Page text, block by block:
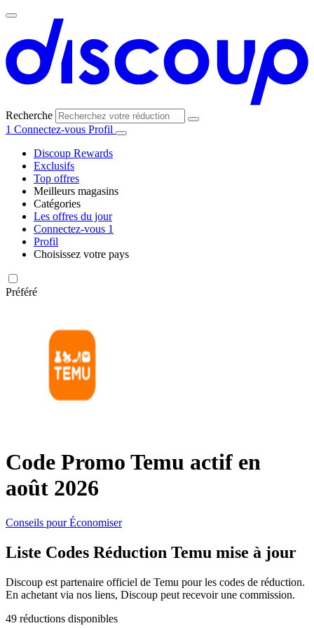
Recherche
1 Connectez-vous Profil
Discoup Rewards
Exclusifs
Top offres
Meilleurs magasins
AliExpress
ManoMano
Samsung
Guess
Europcar
Catégories
Vêtements et
chaussures
transport
Beauté et
santé
Les offres du jour
Connectez-vous 1
Profil
Choisissez votre pays
Préféré
Code Promo Temu actif en
août 2026
Conseils pour Économiser
Liste Codes Réduction Temu mise à jour
Discoup est partenaire officiel de Temu pour les codes de réduction.
En achetant via nos liens, Discoup peut recevoir une commission.
49 réductions disponibles